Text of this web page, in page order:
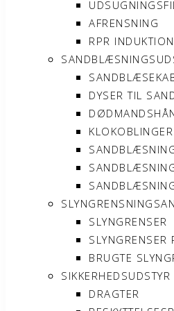
AFRENSNING
RPR
DYSER TIL
KLOKOBLINGER
SLYNGRENSER
SLYNGRENSER
BRUGTE
SIKKERHEDSUDSTYR
DRAGTER